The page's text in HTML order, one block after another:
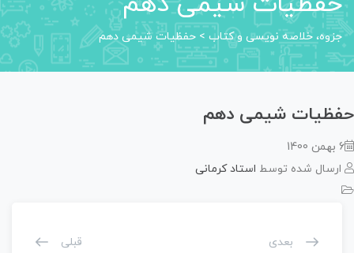
جزوه، خلاصه نویسی و کتاب> حفظیات شیمی دهم
حفظیات شیمی دهم
6 بهمن 1400
ارسال شده توسط استاد کرمانی
بعدی قبلی